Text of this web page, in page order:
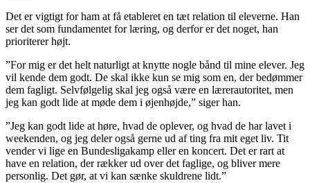
Det er vigtigt for ham at få etableret en tæt relation til eleverne. Han
ser det som fundamentet for læring, og derfor er det noget, han
prioriterer højt.
”For mig er det helt naturligt at knytte nogle bånd til mine elever. Jeg
vil kende dem godt. De skal ikke kun se mig som en, der bedømmer
dem fagligt. Selvfølgelig skal jeg også være en lærerautoritet, men
jeg kan godt lide at møde dem i øjenhøjde,” siger han.
”Jeg kan godt lide at høre, hvad de oplever, og hvad de har lavet i
weekenden, og jeg deler også gerne ud af ting fra mit eget liv. Tit
vender vi lige en Bundesligakamp eller en koncert. Det er rart at
have en relation, der rækker ud over det faglige, og bliver mere
personlig. Det gør, at vi kan sænke skuldrene lidt.”